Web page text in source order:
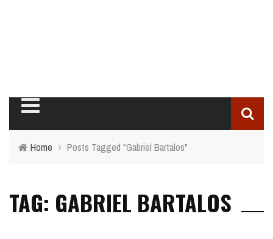
Home › Posts Tagged "Gabriel Bartalos"
TAG: GABRIEL BARTALOS